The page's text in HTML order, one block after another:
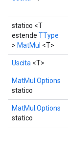
statico <T
estende TType
> MatMul <T>
Uscita <T>
MatMul.Options
statico
MatMul.Options
statico